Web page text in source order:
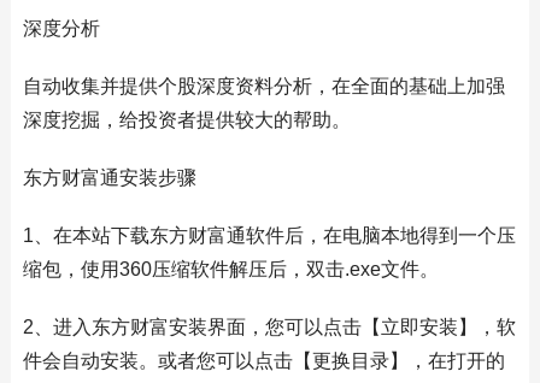
深度分析
自动收集并提供个股深度资料分析，在全面的基础上加强
深度挖掘，给投资者提供较大的帮助。
东方财富通安装步骤
1、在本站下载东方财富通软件后，在电脑本地得到一个压
缩包，使用360压缩软件解压后，双击.exe文件。
2、进入东方财富安装界面，您可以点击【立即安装】，软
件会自动安装。或者您可以点击【更换目录】，在打开的